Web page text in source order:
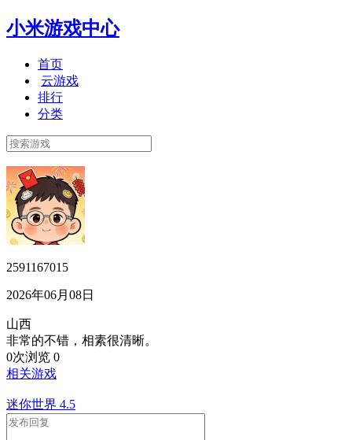
小米游戏中心
首页
云游戏
排行
分类
2591167015
2026年06月08日
山西
非常的不错，相素很清晰。
0次浏览 0
相关游戏
迷你世界 4.5